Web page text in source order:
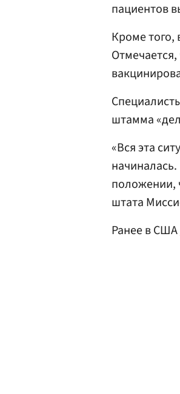
пациентов
Кроме того,
штамма
«Вся эта
положении,
штата
Ранее в США